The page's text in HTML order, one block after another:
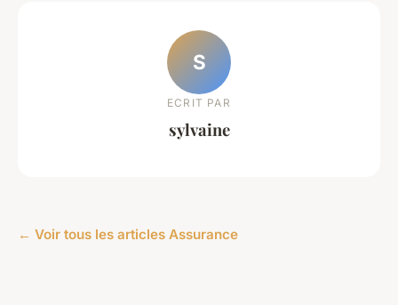
S
ECRIT PAR
sylvaine
← Voir tous les articles Assurance